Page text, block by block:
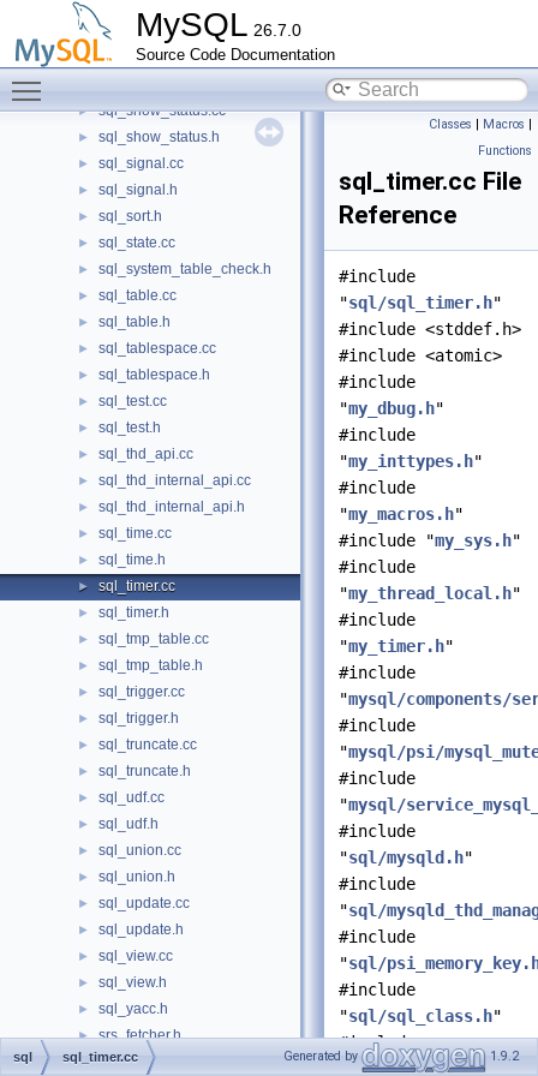
MySQL 26.7.0
Source Code Documentation
►
► sql_show.h
► sql_show_processlist.cc
► sql_show_status.cc
► sql_show_status.h
► sql_signal.cc
► sql_signal.h
► sql_sort.h
► sql_state.cc
► sql_system_table_check.h
► sql_table.cc
► sql_table.h
► sql_tablespace.cc
► sql_tablespace.h
► sql_test.cc
► sql_test.h
► sql_thd_api.cc
► sql_thd_internal_api.cc
► sql_thd_internal_api.h
► sql_time.cc
► sql_time.h
► sql_timer.cc
► sql_timer.h
► sql_tmp_table.cc
► sql_tmp_table.h
► sql_trigger.cc
► sql_trigger.h
► sql_truncate.cc
► sql_truncate.h
► sql_udf.cc
► sql_udf.h
► sql_union.cc
► sql_union.h
► sql_update.cc
► sql_update.h
► sql_view.cc
► sql_view.h
► sql_yacc.h
► srs_fetcher.h
► srv_session.cc
Classes | Macros |
Functions
sql_timer.cc File
Reference
#include
"sql/sql_timer.h"
#include <stddef.h>
#include <atomic>
#include
"my_dbug.h"
#include
"my_inttypes.h"
#include
"my_macros.h"
#include "my_sys.h"
#include
"my_thread_local.h"
#include
"my_timer.h"
#include
"mysql/components/
#include
"mysql/psi/
#include
"mysql/
#include
"sql/mysqld.h"
#include
"sql/
#include
"sql/
#include
"sql/sql_class.h"
#include
thr_mutex.h"
sql sql_timer.cc Generated by 1.9.2